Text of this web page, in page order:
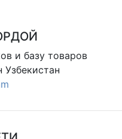
и базу товаров
Узбекистан